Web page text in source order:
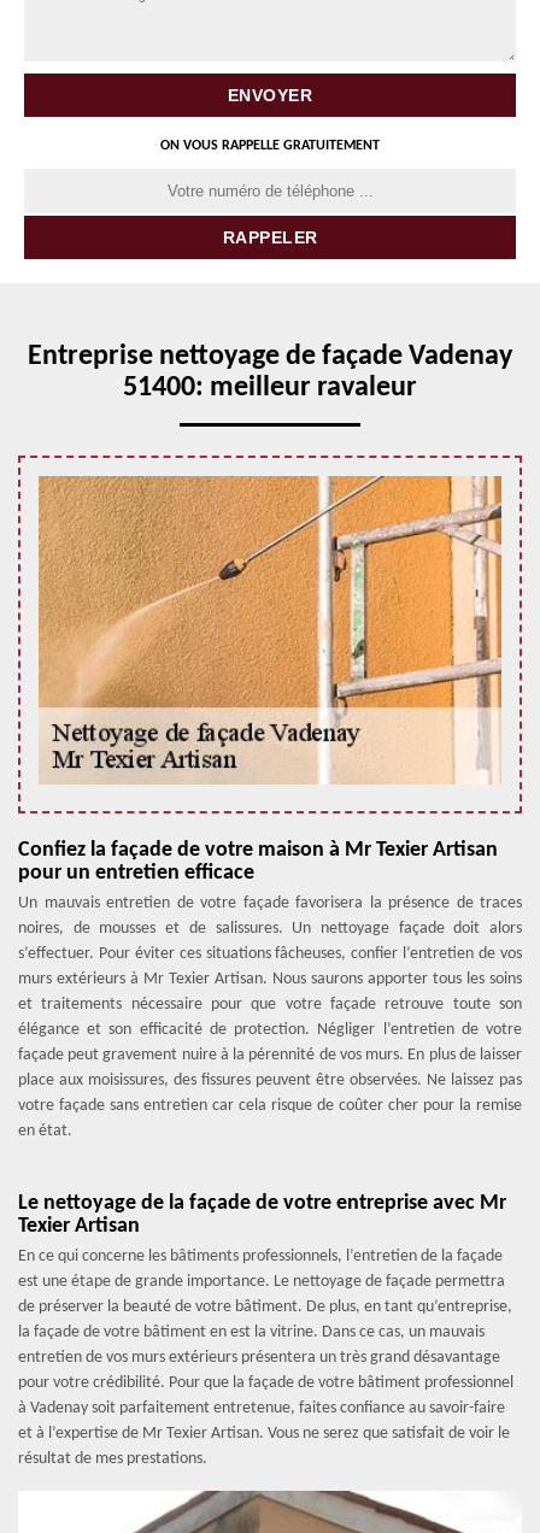
ON VOUS RAPPELLE GRATUITEMENT
Entreprise nettoyage de façade Vadenay
51400: meilleur ravaleur
Confiez la façade de votre maison à Mr Texier Artisan
pour un entretien efficace
Un mauvais entretien de votre façade favorisera la présence de traces
noires, de mousses et de salissures. Un nettoyage façade doit alors
s’effectuer. Pour éviter ces situations fâcheuses, confier l’entretien de vos
murs extérieurs à Mr Texier Artisan. Nous saurons apporter tous les soins
et traitements nécessaire pour que votre façade retrouve toute son
élégance et son efficacité de protection. Négliger l’entretien de votre
façade peut gravement nuire à la pérennité de vos murs. En plus de laisser
place aux moisissures, des fissures peuvent être observées. Ne laissez pas
votre façade sans entretien car cela risque de coûter cher pour la remise
en état.
Le nettoyage de la façade de votre entreprise avec Mr
Texier Artisan
En ce qui concerne les bâtiments professionnels, l’entretien de la façade
est une étape de grande importance. Le nettoyage de façade permettra
de préserver la beauté de votre bâtiment. De plus, en tant qu’entreprise,
la façade de votre bâtiment en est la vitrine. Dans ce cas, un mauvais
entretien de vos murs extérieurs présentera un très grand désavantage
pour votre crédibilité. Pour que la façade de votre bâtiment professionnel
à Vadenay soit parfaitement entretenue, faites confiance au savoir-faire
et à l’expertise de Mr Texier Artisan. Vous ne serez que satisfait de voir le
résultat de mes prestations.